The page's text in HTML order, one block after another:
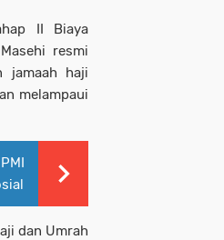
II Biaya
resmi
jamaah haji
melampaui
dan Umrah